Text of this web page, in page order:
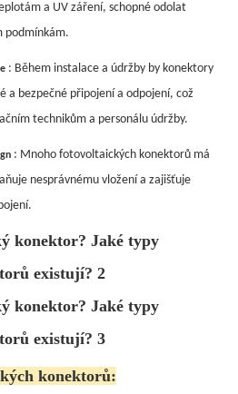
a UV záření, schopné odolat
podmínkám.
: Během instalace a údržby by konektory
a bezpečné připojení a odpojení, což
technikům a personálu údržby.
: Mnoho fotovoltaických konektorů má
nesprávnému vložení a zajišťuje
konektorů: